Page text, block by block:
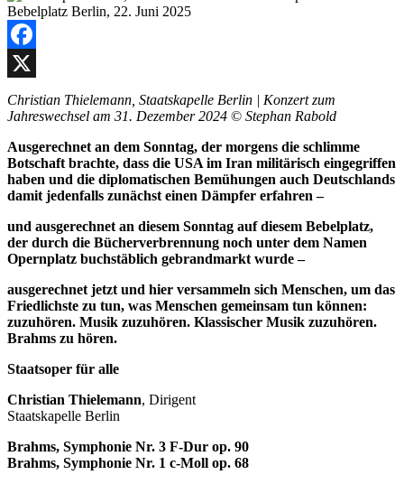
Facebook
X
Christian Thielemann, Staatskapelle Berlin | Konzert zum
Jahreswechsel am 31. Dezember 2024 © Stephan Rabold
Ausgerechnet an dem Sonntag, der morgens die schlimme
Botschaft brachte, dass die USA im Iran militärisch eingegriffen
haben und die diplomatischen Bemühungen auch Deutschlands
damit jedenfalls zunächst einen Dämpfer erfahren –
und ausgerechnet an diesem Sonntag auf diesem Bebelplatz,
der durch die Bücherverbrennung noch unter dem Namen
Opernplatz buchstäblich gebrandmarkt wurde –
ausgerechnet jetzt und hier versammeln sich Menschen, um das
Friedlichste zu tun, was Menschen gemeinsam tun können:
zuzuhören. Musik zuzuhören. Klassischer Musik zuzuhören.
Brahms zu hören.
Staatsoper für alle
Christian Thielemann, Dirigent
Staatskapelle Berlin
Brahms, Symphonie Nr. 3 F-Dur op. 90
Brahms, Symphonie Nr. 1 c-Moll op. 68